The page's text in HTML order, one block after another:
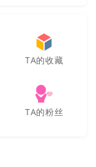
TA的收藏
TA的粉丝